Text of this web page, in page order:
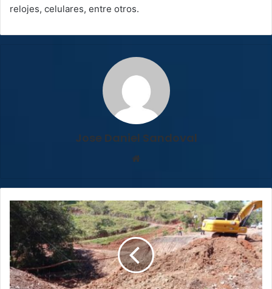
relojes, celulares, entre otros.
Jose Daniel Sandoval
Conductores
deberán
usar
Costanera
Sur
como
vía